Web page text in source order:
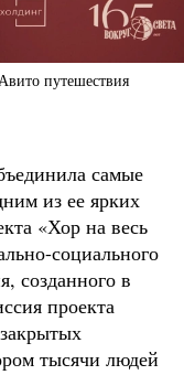
путешествия
самые
из ее ярких
«Хор на весь
социального
созданного в
проекта
тысячи людей